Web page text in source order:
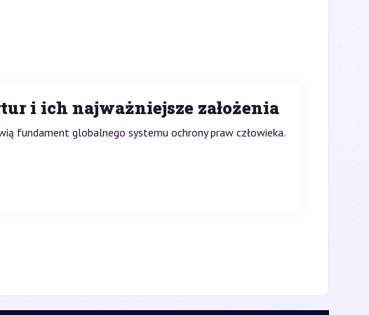
i ich najważniejsze założenia
fundament globalnego systemu ochrony praw człowieka.